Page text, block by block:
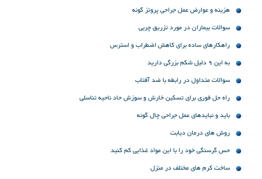
هزینه و عوارض عمل جراحی پروتز گونه
سوالات بیماران در مورد تزریق چربی
راهکارهای ساده برای کاهش اضطراب و استرس
به این 9 دلیل شکم بزرگی دارید
سوالات متداول در رابطه با ضد آفتاب
راه حل فوری برای تسکین خارش و سوزش حاد ناحیه تناسلی
باید و نباید‌های عمل جراحی چال گونه
روش های درمان دیابت
حس گرسنگی خود را با این مواد غذایی کم کنید
ساخت کرم های مختلف در منزل